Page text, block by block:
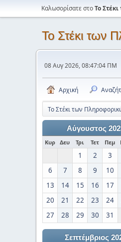
Καλωσορίσατε στοΤο
Το Στέκι των
08 Αυγ 2026, 08:47:04 ΠΜ
Αρχική
Το Στέκι των
Αύγουστος
Κυρ Δευ Τρι Τετ Πεμ
1 2 3
6
7 8 9 10
13
14 15 16 17
20
21 22 23 24
27
28 29 30 31
Σεπτέμβριος